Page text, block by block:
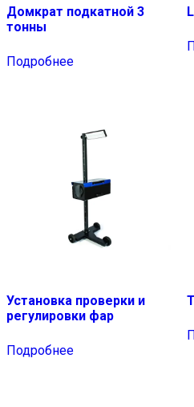
Домкрат подкатной 3
тонны
Подробнее
Установка проверки и
регулировки фар
Подробнее